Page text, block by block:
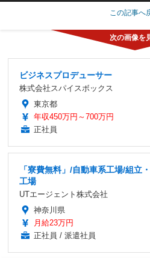
この記事へ
ビジネスプロデューサー
株式会社スパイスボックス
東京都
年収450万円～700万円
正社員
「寮費無料」/自動車系工場/組立
工場
UTエージェント株式会社
神奈川県
月給23万円
正社員 / 派遣社員